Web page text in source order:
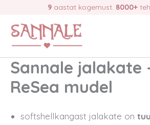
content
9 aastat kogemust. 8000+
Sannale jalakate
ReSea mudel
softshellkangast jalakate on